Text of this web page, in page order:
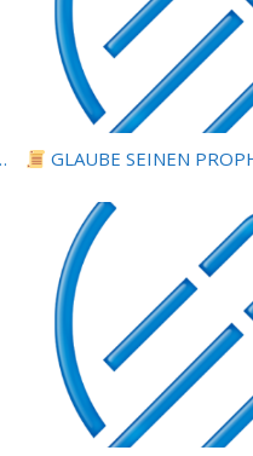
GLAUBE SEINEN